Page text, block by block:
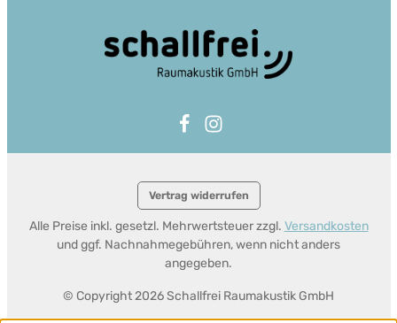
Vertrag widerrufen
© Copyright 2026 Schallfrei Raumakustik GmbH
Alle Preise inkl. gesetzl. Mehrwertsteuer zzgl. Versandkosten
und ggf. Nachnahmegebühren, wenn nicht anders
angegeben.